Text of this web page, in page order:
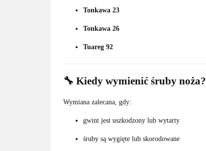
Tonkawa 23
Tonkawa 26
Tuareg 92
🔧 Kiedy wymienić śruby noża?
Wymiana zalecana, gdy:
gwint jest uszkodzony lub wytarty
śruby są wygięte lub skorodowane